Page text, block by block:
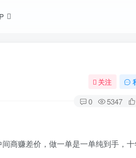
关注
0 5347
商赚差价，做一单是一单纯到手，